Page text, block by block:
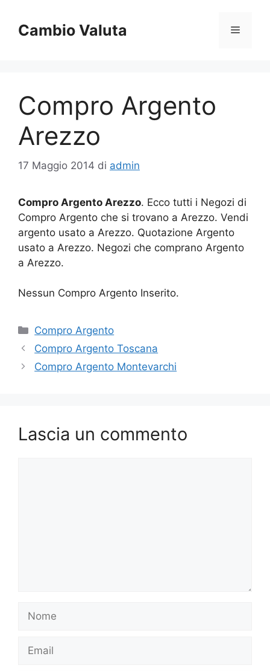
contenuto
Cambio Valuta Menu
Compro Argento
Arezzo
17 Maggio 2014 di admin
Compro Argento Arezzo. Ecco tutti i Negozi di
Compro Argento che si trovano a Arezzo. Vendi
argento usato a Arezzo. Quotazione Argento
usato a Arezzo. Negozi che comprano Argento
a Arezzo.
Nessun Compro Argento Inserito.
Categorie
Compro Argento
Compro Argento Toscana
Compro Argento Montevarchi
Lascia un commento
Nome
Email